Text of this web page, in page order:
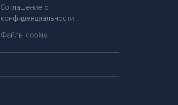
Соглашение о
конфиденциальности
Файлы cookie